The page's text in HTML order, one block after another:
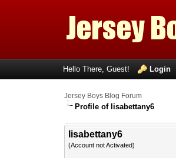
Hello There, Guest! Login
Jersey Boys Blog Forum
Profile of lisabettany6
lisabettany6
(Account not Activated)